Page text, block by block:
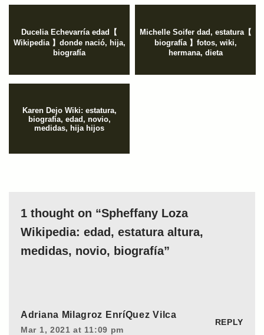
Ducelia Echevarría edad【
Wikipedia 】donde nació, hija,
biografía
Michelle Soifer dad, estatura【
biografía 】fotos, wiki,
hermana, dieta
Karen Dejo Wiki: estatura,
biografía, edad, novio,
medidas, hija hijos
1 thought on “Spheffany Loza
Wikipedia: edad, estatura altura,
medidas, novio, biografía”
Adriana Milagroz EnríQuez Vilca
Mar 1, 2021 at 11:09 pm
REPLY